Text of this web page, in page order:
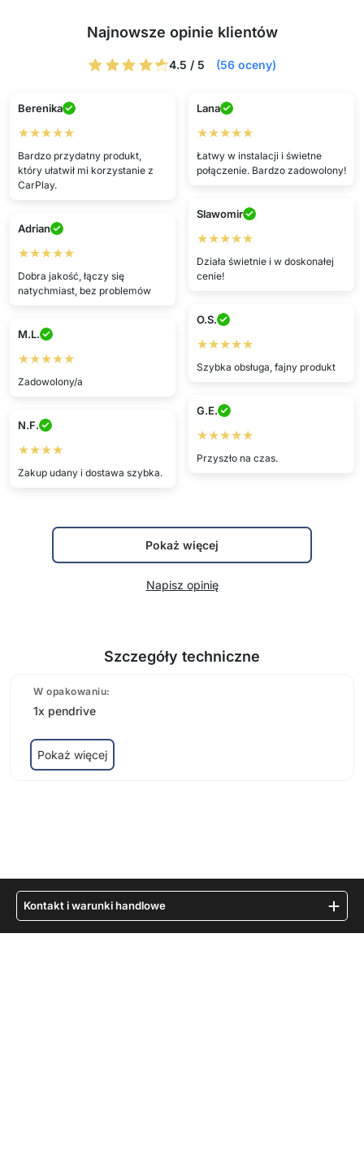
Najnowsze opinie klientów
4.5 / 5 (56 oceny)
Berenika
★★★★★
Bardzo przydatny produkt,
który ułatwił mi korzystanie z
CarPlay.
Lana
★★★★★
Łatwy w instalacji i świetne
połączenie. Bardzo zadowolony!
Slawomir
★★★★★
Działa świetnie i w doskonałej
cenie!
Adrian
★★★★★
Dobra jakość, łączy się
natychmiast, bez problemów
O.S.
★★★★★
Szybka obsługa, fajny produkt
M.L.
★★★★★
Zadowolony/a
G.E.
★★★★★
Przyszło na czas.
N.F.
★★★★
Zakup udany i dostawa szybka.
Pokaż więcej
Napisz opinię
Szczegóły techniczne
W opakowaniu:
1x pendrive
Pokaż więcej
Kontakt i warunki handlowe